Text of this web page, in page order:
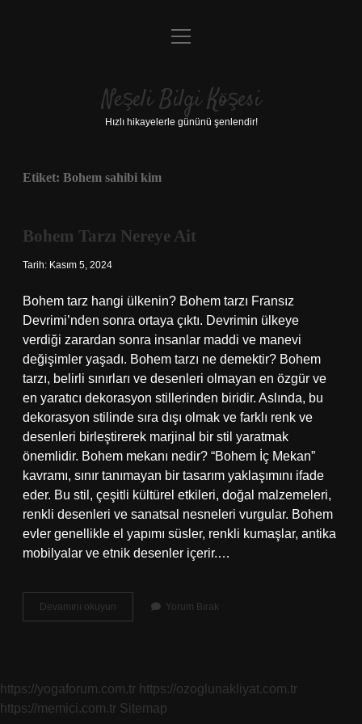
Anasayfa
Yasal Uyarı
menüyü
Neşeli Bilgi Köşesi
Hızlı hikayelerle gününü şenlendir!
Etiket: Bohem sahibi kim
Bohem Tarzı Nereye Ait
Tarih: Kasım 5, 2024
Bohem tarz hangi ülkenin? Bohem tarzı Fransız
Devrimi’nden sonra ortaya çıktı. Devrimin ülkeye
verdiği zarardan sonra insanlar maddi ve manevi
değişimler yaşadı. Bohem tarzı ne demektir? Bohem
tarzı, belirli sınırları ve desenleri olmayan en özgür ve
en yaratıcı dekorasyon stillerinden biridir. Aslında, bu
dekorasyon stilinde sıra dışı olmak ve farklı renk ve
desenleri birleştirerek marjinal bir stil yaratmak
önemlidir. Bohem mekanı nedir? “Bohem İç Mekan”
kavramı, sınır tanımayan bir tasarım yaklaşımını ifade
eder. Bu stil, çeşitli kültürel etkileri, doğal malzemeleri,
renkli desenleri ve sanatsal nesneleri vurgular. Bohem
evler genellikle el yapımı süsler, renkli kumaşlar, antika
mobilyalar ve etnik desenler içerir.…
Devamını okuyun
Tarzı
Yorum Bırak
https://yogaforum.com.tr https://ozoglunakliyat.com.tr
https://memici.com.tr Sitemap